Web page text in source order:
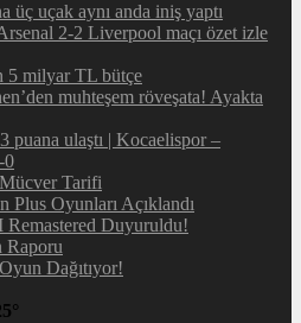
üç uçak aynı anda iniş yaptı
2-2 Liverpool maçı özet izle
5 milyar TL bütçe
muhteşem röveşata! Ayakta
puana ulaştı | Kocaelispor –
0
Tarifi
Plus Oyunları Açıklandı
Duyuruldu!
Raporu
Dağıtıyor!